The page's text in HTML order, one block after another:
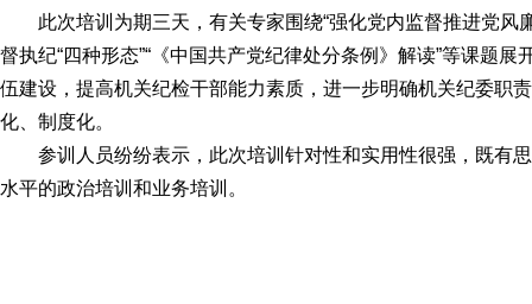
此次培训为期三天，有关专家围绕“强化党内监督推进党风
督执纪“四种形态”“《中国共产党纪律处分条例》解读”等课题
伍建设，提高机关纪检干部能力素质，进一步明确机关纪委职
化、制度化。
参训人员纷纷表示，此次培训针对性和实用性很强，既有
水平的政治培训和业务培训。